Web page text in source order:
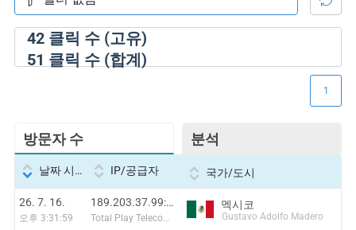
42클릭 수 (고유)
51 클릭 수 (합계)
방문자 수 분석
1
날짜 시간 IP/공급자 국가/도시
26. 7. 16.
오후 3:31:59
189.203.37.99:6759
Total Play Telecomunicaciones SA De CV
멕시코
Gustavo Adolfo Madero